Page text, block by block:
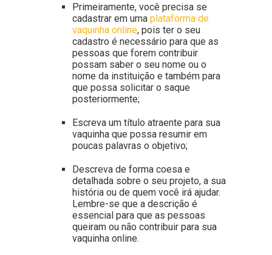
Primeiramente, você precisa se
cadastrar em uma plataforma de
vaquinha online, pois ter o seu
cadastro é necessário para que as
pessoas que forem contribuir
possam saber o seu nome ou o
nome da instituição e também para
que possa solicitar o saque
posteriormente;
Escreva um título atraente para sua
vaquinha que possa resumir em
poucas palavras o objetivo;
Descreva de forma coesa e
detalhada sobre o seu projeto, a sua
história ou de quem você irá ajudar.
Lembre-se que a descrição é
essencial para que as pessoas
queiram ou não contribuir para sua
vaquinha online.